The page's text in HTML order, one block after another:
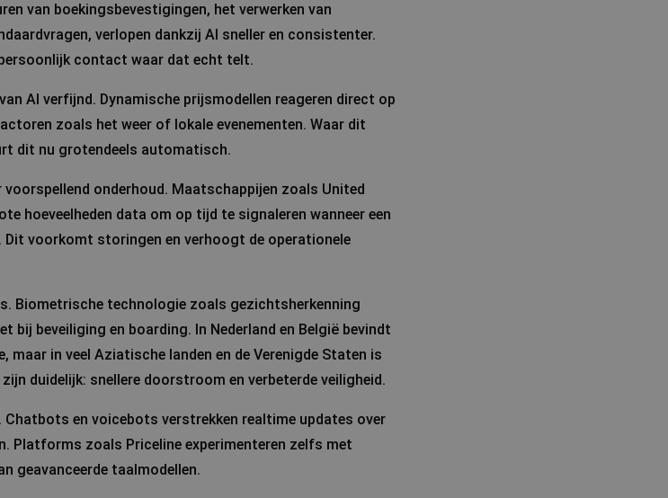
van boekingsbevestigingen, het verwerken van
verlopen dankzij AI sneller en consistenter.
contact waar dat echt telt.
AI verfijnd. Dynamische prijsmodellen reageren direct op
zoals het weer of lokale evenementen. Waar dit
dit nu grotendeels automatisch.
onderhoud. Maatschappijen zoals United
hoeveelheden data om op tijd te signaleren wanneer een
voorkomt storingen en verhoogt de operationele
Biometrische technologie zoals gezichtsherkenning
bij beveiliging en boarding. In Nederland en België bevindt
in veel Aziatische landen en de Verenigde Staten is
duidelijk: snellere doorstroom en verbeterde veiligheid.
Chatbots en voicebots verstrekken realtime updates over
Platforms zoals Priceline experimenteren zelfs met
geavanceerde taalmodellen.